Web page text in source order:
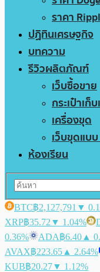
ราคา
ปฏิทินเศรษฐกิจ
บทความ
รีวิวผลิตภัณฑ์
เว็บซื้อขาย
กระเป๋าเก็
เครื่องขุด
เว็บขุดแบ
ห้องเรียน
BTC฿2,127,791 ▼
XRP฿35.72 ▼ 1.04%
0.36%
ADA฿6.40 ▲
AVAX฿223.65 ▲ 2.64%
KUB฿20.27▼ 1.12%